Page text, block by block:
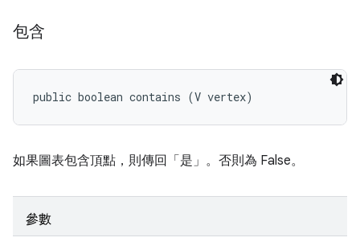
包含
public boolean contains (V vertex)
如果圖表包含頂點，則傳回「是」。否則為 False。
參數